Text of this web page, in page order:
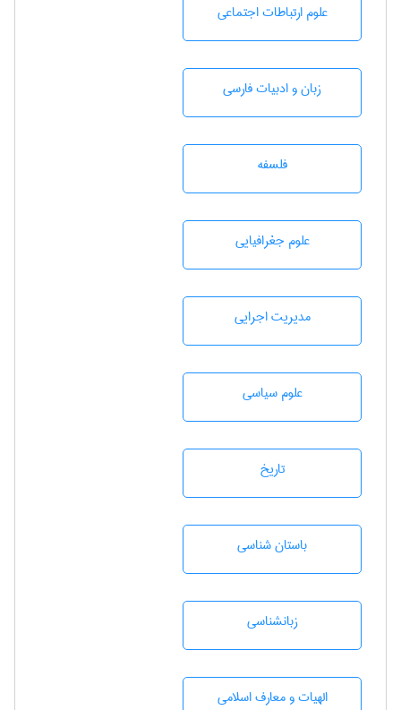
علوم ارتباطات اجتماعی
زبان و ادبيات فارسی
فلسفه
علوم جغرافيايی
مديريت اجرايی
علوم سياسی
تاريخ
باستان شناسی
زبانشناسی
الهیات و معارف اسلامی